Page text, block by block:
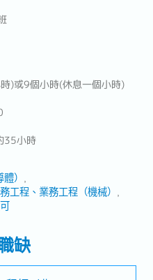
)或9個小時(休息一個小時)
35小時
）
工程、業務工程（機械）
缺